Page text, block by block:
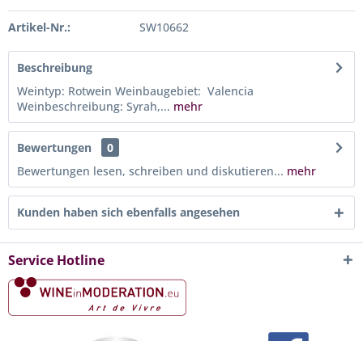
Artikel-Nr.: SW10662
Beschreibung
Weintyp: Rotwein Weinbaugebiet: Valencia
Weinbeschreibung: Syrah,... mehr
Bewertungen
0
Bewertungen lesen, schreiben und diskutieren... mehr
Kunden haben sich ebenfalls angesehen
Service Hotline